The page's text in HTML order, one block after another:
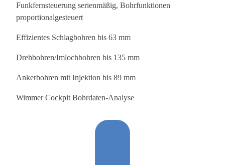
Funkfernsteuerung serienmäßig, Bohrfunktionen
proportionalgesteuert
Effizientes Schlagbohren bis 63 mm
Drehbohren/Imlochbohren bis 135 mm
Ankerbohren mit Injektion bis 89 mm
Wimmer Cockpit Bohrdaten-Analyse